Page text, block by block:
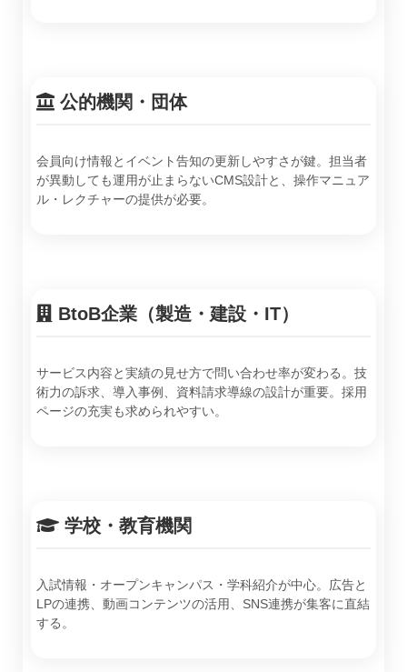
公的機関・団体
会員向け情報とイベント告知の更新しやすさが鍵。担当者
が異動しても運用が止まらないCMS設計と、操作マニュア
ル・レクチャーの提供が必要。
BtoB企業（製造・建設・IT）
サービス内容と実績の見せ方で問い合わせ率が変わる。技
術力の訴求、導入事例、資料請求導線の設計が重要。採用
ページの充実も求められやすい。
学校・教育機関
入試情報・オープンキャンパス・学科紹介が中心。広告と
LPの連携、動画コンテンツの活用、SNS連携が集客に直結
する。